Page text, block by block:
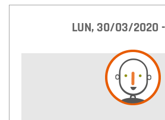
LUN, 30/03/2020